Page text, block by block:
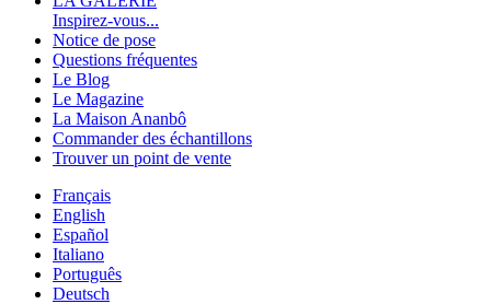
Inspirez-vous...
Notice de pose
Questions fréquentes
Le Blog
Le Magazine
La Maison Ananbô
Commander des échantillons
Trouver un point de vente
Français
English
Español
Italiano
Português
Deutsch